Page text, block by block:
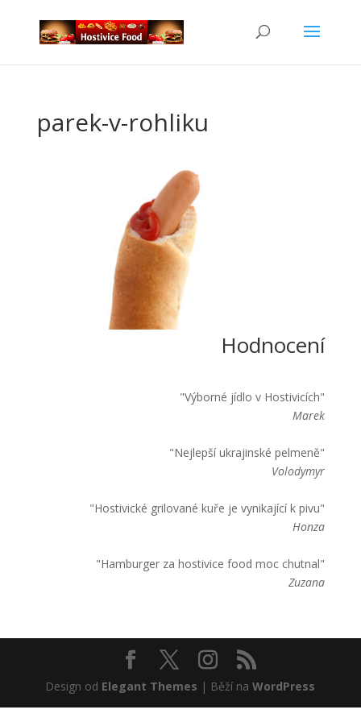
parek-v-rohliku
Hodnocení
"Výborné jídlo v Hostivicích"
Marek
"Nejlepší ukrajinské pelmeně"
Volodymyr
"Hostivické grilované kuře je vynikající k pivu"
Honza
"Hamburger za hostivice food moc chutnal"
Zuzana
Design od Elegant Themes | Běží naWordPress